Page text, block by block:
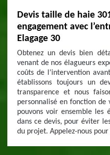
Devis taille de haie
engagement avec
Elagage 30
Obtenez un devis bien
venant de nos élagueurs
coûts de l’intervention
établissons toujours un
transparence et nous
personnalisé en fonction de
pouvons voir ensemble les
dans ce devis, pour éviter
du projet. Appelez-nous